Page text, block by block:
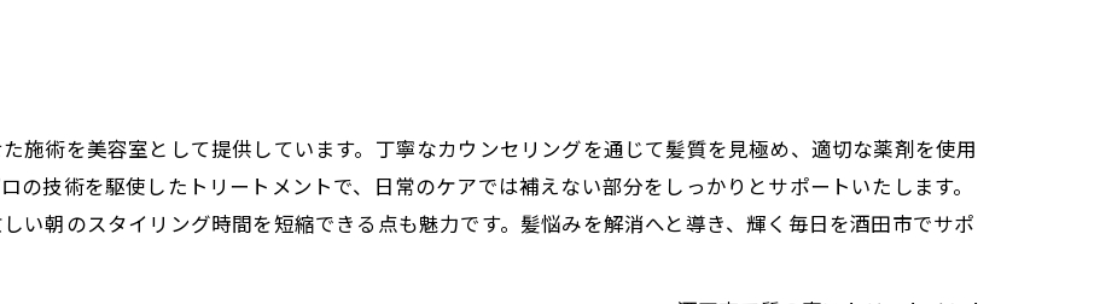
施術を美容室として提供しています。丁寧なカウンセリングを通じて髪質を見極め、適切な薬剤を使用
の技術を駆使したトリートメントで、日常のケアでは補えない部分をしっかりとサポートいたします。
い朝のスタイリング時間を短縮できる点も魅力です。髪悩みを解消へと導き、輝く毎日を酒田市でサポ